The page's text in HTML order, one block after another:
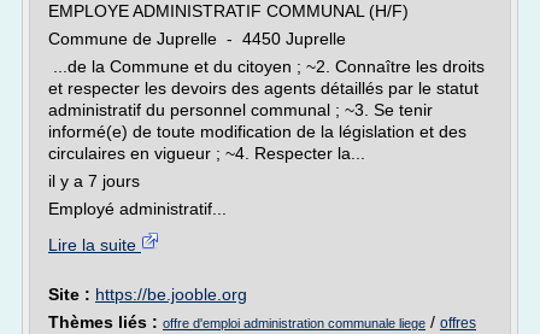
EMPLOYE ADMINISTRATIF COMMUNAL (H/F)
Commune de Juprelle - 4450 Juprelle
...de la Commune et du citoyen ; ~2. Connaître les droits
et respecter les devoirs des agents détaillés par le statut
administratif du personnel communal ; ~3. Se tenir
informé(e) de toute modification de la législation et des
circulaires en vigueur ; ~4. Respecter la...
il y a 7 jours
Employé administratif...
Lire la suite
Site : https://be.jooble.org
Thèmes liés : offre d'emploi administration communale liege / offres